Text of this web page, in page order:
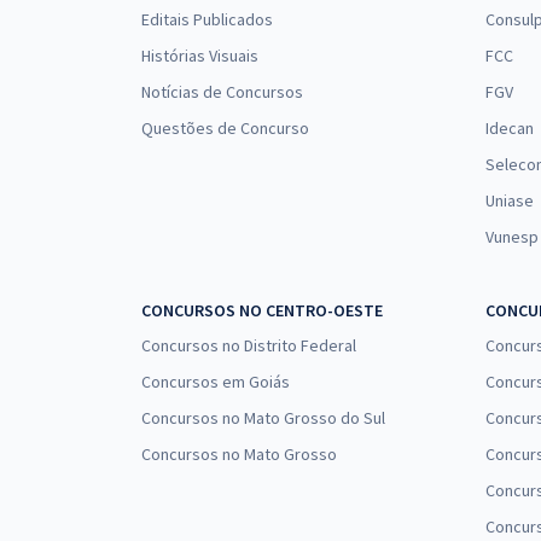
Arquivologia
TSE + TREs (Concurso Unificado) - Conhecimentos
Básicos Exclusivos para Analista Judiciário - Área
Editais Publicados
Histórias Visuais
Notícias de Concursos
Questões de Concurso
FCC
FGV
Idecan
Uniase
Vunesp
CONCURSOS NO CENTRO-OESTE
Concursos no Distrito Federal
Concursos em Goiás
Concursos no Mato Grosso do Sul
Concursos no Mato Grosso